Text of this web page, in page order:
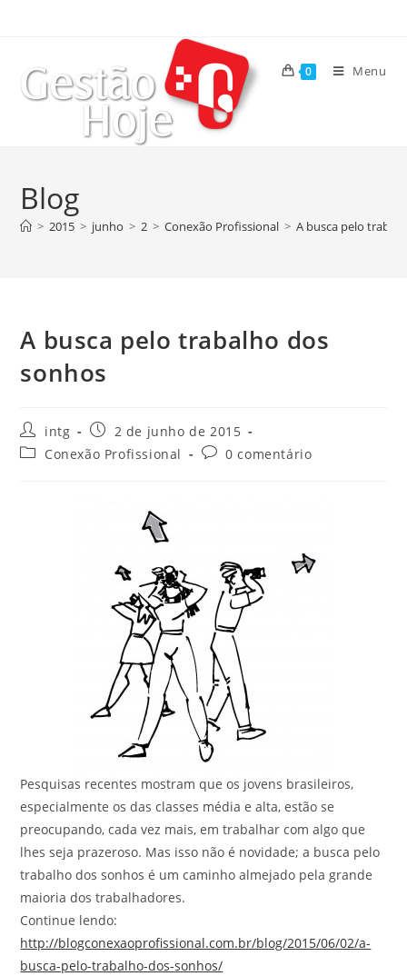
0 Menu
Blog
> 2015 > junho > 2 > Conexão Profissional > A busca pelo
A busca pelo trabalho dos
sonhos
intg
2 de junho de 2015
Conexão Profissional
0 comentário
Pesquisas recentes mostram que os jovens brasileiros,
especialmente os das classes média e alta, estão se
preocupando, cada vez mais, em trabalhar com algo que
lhes seja prazeroso. Mas isso não é novidade; a busca pelo
trabalho dos sonhos é um caminho almejado pela grande
maioria dos trabalhadores.
Continue lendo:
http://blogconexaoprofissional.com.br/blog/2015/06/02/a-
busca-pelo-trabalho-dos-sonhos/